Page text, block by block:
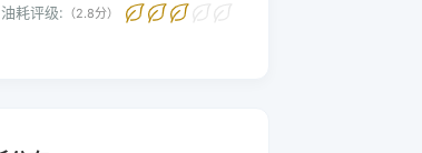
油耗评级: （2.8分）